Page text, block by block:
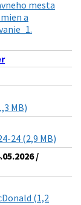
mesta
a
MB)
24 (2,9 MB)
/
(1,2